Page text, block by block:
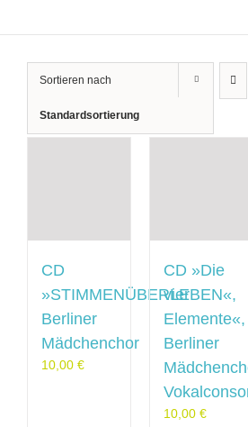
Sortieren nach
Standardsortierung
CD
»STIMMENÜBERLEBEN«,
Berliner
Mädchenchor
10,00 €
CD »Die
vier
Elemente«,
Berliner
10,00 €